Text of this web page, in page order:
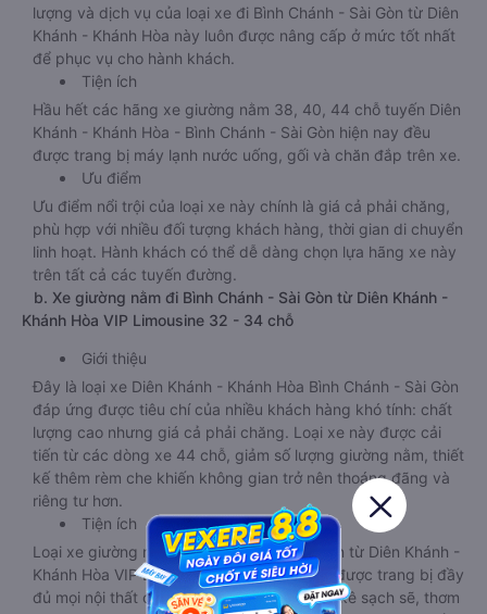
lượng và dịch vụ của loại xe đi Bình Chánh - Sài Gòn từ Diên
Khánh - Khánh Hòa này luôn được nâng cấp ở mức tốt nhất
để phục vụ cho hành khách.
Tiện ích
Hầu hết các hãng xe giường nằm 38, 40, 44 chỗ tuyến Diên
Khánh - Khánh Hòa - Bình Chánh - Sài Gòn hiện nay đều
được trang bị máy lạnh nước uống, gối và chăn đắp trên xe.
Ưu điểm
Ưu điểm nổi trội của loại xe này chính là giá cả phải chăng,
phù hợp với nhiều đối tượng khách hàng, thời gian di chuyển
linh hoạt. Hành khách có thể dễ dàng chọn lựa hãng xe này
trên tất cả các tuyến đường.
b. Xe giường nằm đi Bình Chánh - Sài Gòn từ Diên Khánh -
Khánh Hòa VIP Limousine 32 - 34 chỗ
Giới thiệu
Đây là loại xe Diên Khánh - Khánh Hòa Bình Chánh - Sài Gòn
đáp ứng được tiêu chí của nhiều khách hàng khó tính: chất
lượng cao nhưng giá cả phải chăng. Loại xe này được cải
tiến từ các dòng xe 44 chỗ, giảm số lượng giường nằm, thiết
kế thêm rèm che khiến không gian trở nên thoáng đãng và
riêng tư hơn.
Tiện ích
Loại xe giường nằm đi Bình Chánh - Sài Gòn từ Diên Khánh -
Khánh Hòa VIP Limousine 32 - 34 chỗ này được trang bị đầy
đủ mọi nội thất cần thiết. Có chăn đắp, gối kê sạch sẽ, thơm